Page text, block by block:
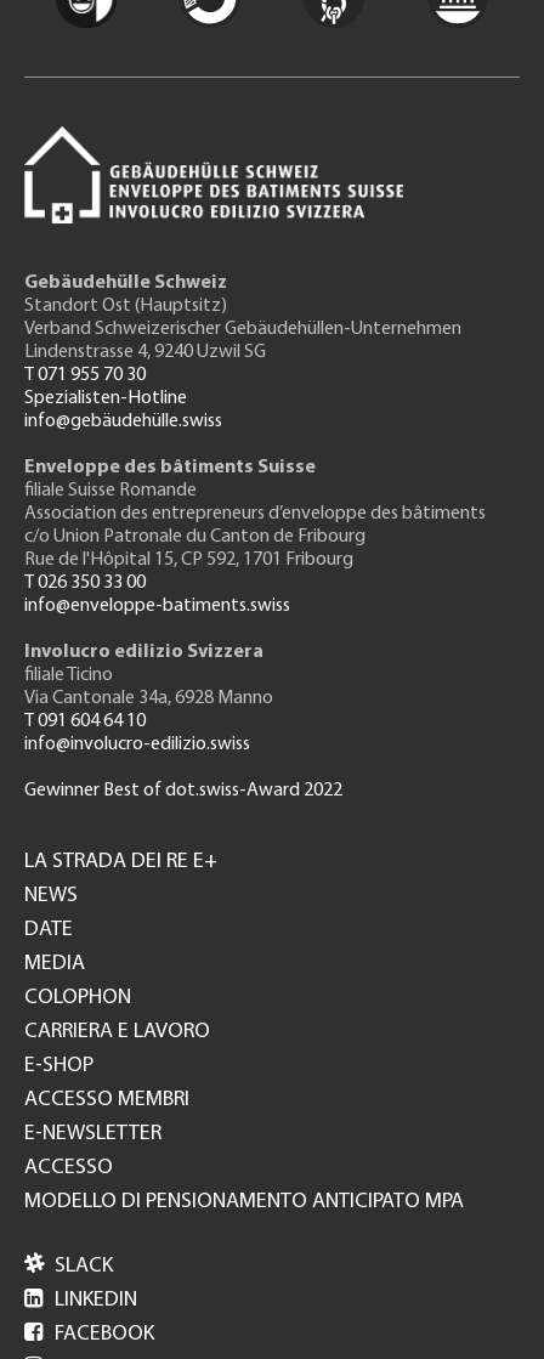
Gebäudehülle Schweiz
Standort Ost (Hauptsitz)
Verband Schweizerischer Gebäudehüllen-Unternehmen
Lindenstrasse 4, 9240 Uzwil SG
T 071 955 70 30
Spezialisten-Hotline
info@gebäudehülle.swiss
Enveloppe des bâtiments Suisse
filiale Suisse Romande
Association des entrepreneurs d’enveloppe des bâtiments
c/o Union Patronale du Canton de Fribourg
Rue de l'Hôpital 15, CP 592, 1701 Fribourg
T 026 350 33 00
info@enveloppe-batiments.swiss
Involucro edilizio Svizzera
filiale Ticino
Via Cantonale 34a, 6928 Manno
T 091 604 64 10
info@involucro-edilizio.swiss
Gewinner Best of dot.swiss-Award 2022
GH
LA STRADA DEI RE E+
NEWS
DATE
MEDIA
COLOPHON
CARRIERA E LAVORO
E-SHOP
ACCESSO MEMBRI
E-NEWSLETTER
ACCESSO
MODELLO DI PENSIONAMENTO ANTICIPATO MPA
 SLACK
 LINKEDIN
 FACEBOOK